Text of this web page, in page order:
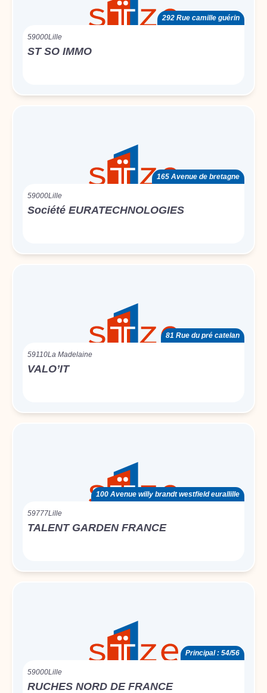
292 Rue camille guérin
59000Lille
ST SO IMMO
165 Avenue de bretagne
59000Lille
Société EURATECHNOLOGIES
81 Rue du pré catelan
59110La Madelaine
VALO’IT
100 Avenue willy brandt westfield eurallille
59777Lille
TALENT GARDEN FRANCE
Principal : 54/56
59000Lille
RUCHES NORD DE FRANCE